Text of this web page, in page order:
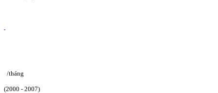
/tháng
(2000 - 2007)